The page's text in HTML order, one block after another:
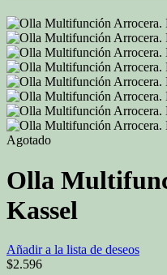
Agotado
Olla
Kassel
Añadir a la lista de deseos
$2.596